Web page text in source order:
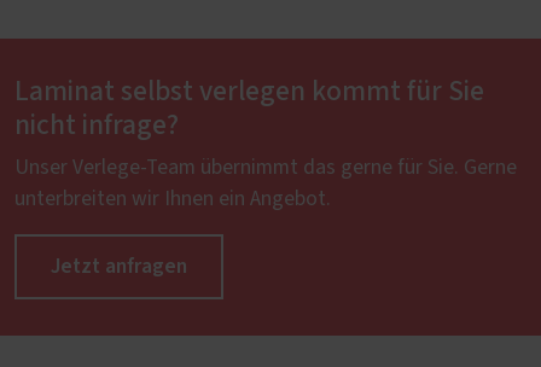
Laminat selbst verlegen kommt für Sie
nicht infrage?
Unser Verlege-Team übernimmt das gerne für Sie. Gerne
unterbreiten wir Ihnen ein Angebot.
Jetzt anfragen